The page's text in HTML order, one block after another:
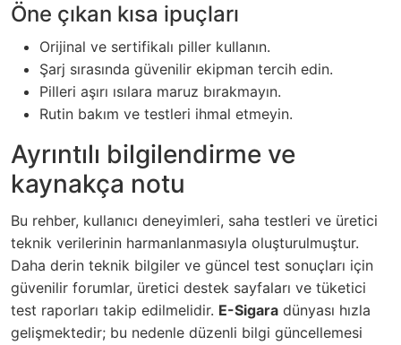
Öne çıkan kısa ipuçları
Orijinal ve sertifikalı piller kullanın.
Şarj sırasında güvenilir ekipman tercih edin.
Pilleri aşırı ısılara maruz bırakmayın.
Rutin bakım ve testleri ihmal etmeyin.
Ayrıntılı bilgilendirme ve
kaynakça notu
Bu rehber, kullanıcı deneyimleri, saha testleri ve üretici
teknik verilerinin harmanlanmasıyla oluşturulmuştur.
Daha derin teknik bilgiler ve güncel test sonuçları için
güvenilir forumlar, üretici destek sayfaları ve tüketici
test raporları takip edilmelidir. E-Sigara dünyası hızla
gelişmektedir; bu nedenle düzenli bilgi güncellemesi